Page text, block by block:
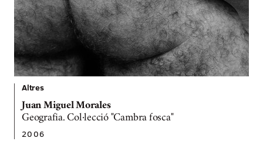
Altres
Juan Miguel Morales
Geografia. Col·lecció "Cambra fosca"
2006